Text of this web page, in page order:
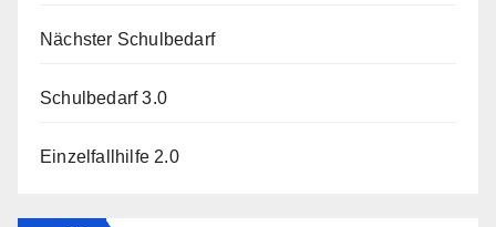
Nächster Schulbedarf
Schulbedarf 3.0
Einzelfallhilfe 2.0